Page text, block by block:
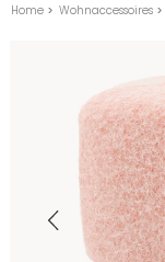
Home > Wohnaccessoires >